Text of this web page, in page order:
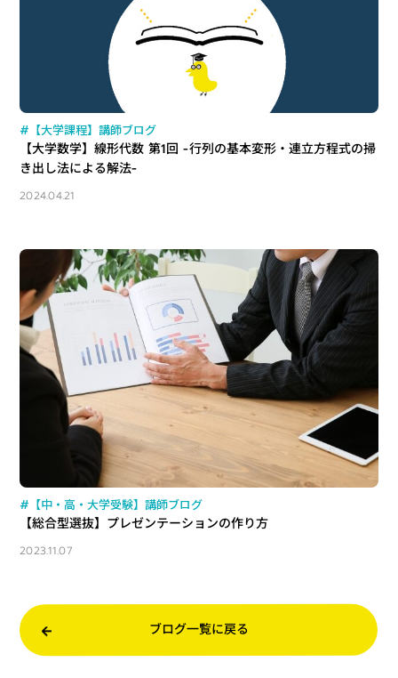
#【大学課程】講師ブログ
【大学数学】線形代数 第1回 -行列の基本変形・連立方程式の掃
き出し法による解法-
2024.04.21
#【中・高・大学受験】講師ブログ
【総合型選抜】プレゼンテーションの作り方
2023.11.07
ブログ一覧に戻る